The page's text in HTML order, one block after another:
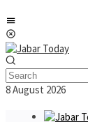
to
content
8 August 2026